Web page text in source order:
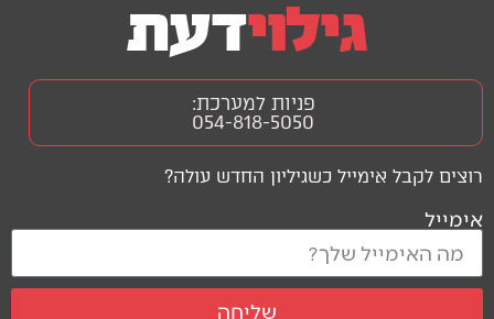
רוצים לקבל אימייל כשגיליון החדש עולה?
אימייל
שליחה
פניות למערכת:
054-818-5050